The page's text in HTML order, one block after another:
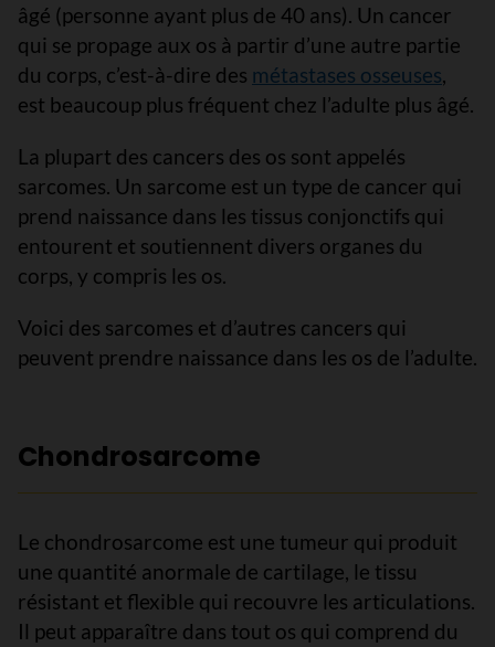
âgé (personne ayant plus de 40 ans). Un cancer
qui se propage aux os à partir d’une autre partie
du corps, c’est-à-dire des métastases osseuses,
est beaucoup plus fréquent chez l’adulte plus âgé.
La plupart des cancers des os sont appelés
sarcomes. Un sarcome est un type de cancer qui
prend naissance dans les tissus conjonctifs qui
entourent et soutiennent divers organes du
corps, y compris les os.
Voici des sarcomes et d’autres cancers qui
peuvent prendre naissance dans les os de l’adulte.
Chondrosarcome
Le chondrosarcome est une tumeur qui produit
une quantité anormale de cartilage, le tissu
résistant et flexible qui recouvre les articulations.
Il peut apparaître dans tout os qui comprend du